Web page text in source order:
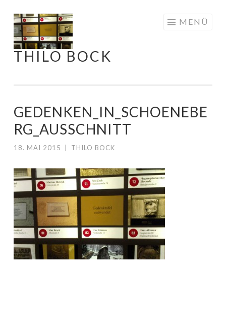
Springe
zum
Inhalt
THILO BOCK
MENÜ
GEDENKEN_IN_SCHOENEBE
RG_AUSSCHNITT
18. MAI 2015 THILO BOCK